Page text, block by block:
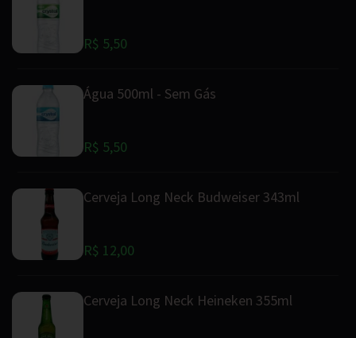
R$ 5,50
Água 500ml - Sem Gás
R$ 5,50
Cerveja Long Neck Budweiser 343ml
R$ 12,00
Cerveja Long Neck Heineken 355ml